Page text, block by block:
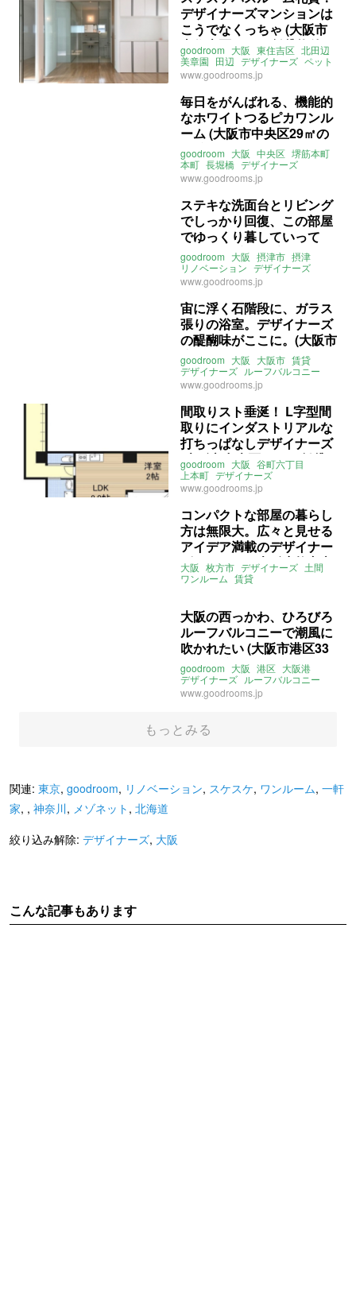
デザイナーズマンションは
こうでなくっちゃ (大阪市
東住吉区38㎡の賃貸物件)
goodroom 大阪 東住吉区 北田辺
美章園 田辺 デザイナーズ ペット
レインシャワー
ライター：葱山紫蘇子
www.goodrooms.jp
毎日をがんばれる、機能的
なホワイトつるピカワンル
ーム (大阪市中央区29㎡の
賃貸物件)
goodroom 大阪 中央区 堺筋本町
本町 長堀橋 デザイナーズ
ライター：葱山紫蘇子
www.goodrooms.jp
ステキな洗面台とリビング
でしっかり回復、この部屋
でゆっくり暮していって
ね。(大阪府摂津市42㎡の
賃貸物件)
goodroom 大阪 摂津市 摂津
リノベーション デザイナーズ
洗面台 ライター：葱山紫蘇子
賃貸
www.goodrooms.jp
宙に浮く石階段に、ガラス
張りの浴室。デザイナーズ
の醍醐味がここに。(大阪市
浪速区58㎡の賃貸物件)
goodroom 大阪 大阪市 賃貸
デザイナーズ ルーフバルコニー
スケスケ バスルーム
ライター：くまのなな
www.goodrooms.jp
間取りスト垂涎！ L字型間
取りにインダストリアルな
打ちっぱなしデザイナーズ
(大阪市中央区38㎡の賃貸
物件)
goodroom 大阪 谷町六丁目
上本町 デザイナーズ
打ちっぱなし インダストリアル
ペット
ライター：葱山紫蘇子
賃貸
www.goodrooms.jp
コンパクトな部屋の暮らし
方は無限大。広々と見せる
アイデア満載のデザイナー
ズアパート（大阪府枚方市
19.5㎡の賃貸物件）
大阪 枚方市 デザイナーズ 土間
ワンルーム 賃貸
大阪の西っかわ、ひろびろ
ルーフバルコニーで潮風に
吹かれたい (大阪市港区33
㎡の賃貸物件)
goodroom 大阪 港区 大阪港
デザイナーズ ルーフバルコニー
ロフト 海 ライター：葱山紫蘇子
賃貸
www.goodrooms.jp
もっとみる
関連: 東京, goodroom, リノベーション, スケスケ, ワンルーム, 一軒
家, , 神奈川, メゾネット , 北海道
絞り込み解除: デザイナーズ, 大阪
こんな記事もあります